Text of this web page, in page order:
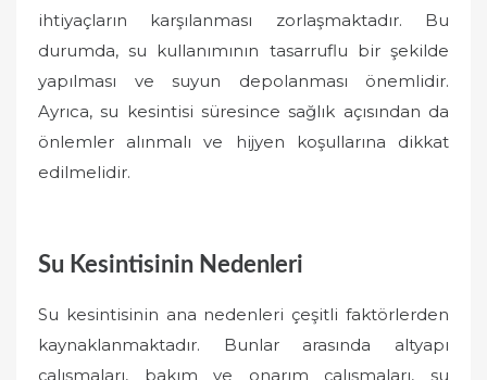
ihtiyaçların karşılanması zorlaşmaktadır. Bu
durumda, su kullanımının tasarruflu bir şekilde
yapılması ve suyun depolanması önemlidir.
Ayrıca, su kesintisi süresince sağlık açısından da
önlemler alınmalı ve hijyen koşullarına dikkat
edilmelidir.
Su Kesintisinin Nedenleri
Su kesintisinin ana nedenleri çeşitli faktörlerden
kaynaklanmaktadır. Bunlar arasında altyapı
çalışmaları, bakım ve onarım çalışmaları, su